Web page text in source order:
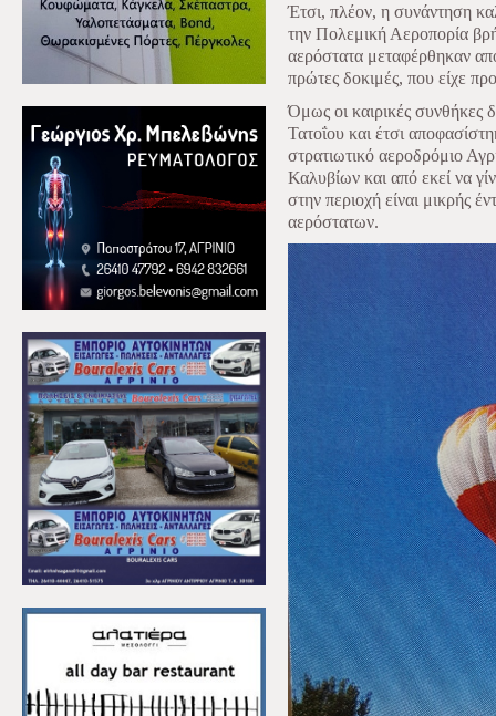
Έτσι, πλέον, η συνάντηση
την Πολεμική Αεροπορία
αερόστατα μεταφέρθηκαν
πρώτες δοκιμές, που είχε
Όμως οι καιρικές συνθήκες
Τατοΐου και έτσι
στρατιωτικό αεροδρόμιο
Καλυβίων και από εκεί να
στην περιοχή είναι μικρής
αερόστατων.